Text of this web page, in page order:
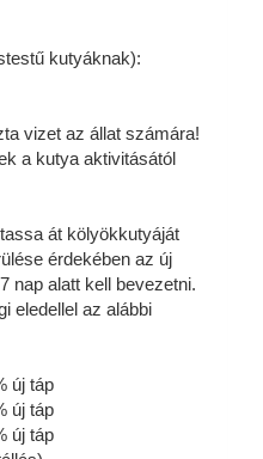
kutyáknak):
vizet az állat számára!
a kutya aktivitásától
át kölyökkutyáját
érdekében az új
nap alatt kell bevezetni.
eledellel az alábbi
új táp
új táp
új táp